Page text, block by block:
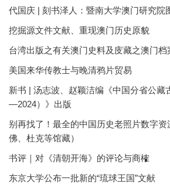
代国庆 | 刻书泽人：暨南大学澳门研究院
挖掘源文件文献、重现澳门历史原貌
台湾出版之有关澳门史料及庋藏之澳门档
美国来华传教士与晚清鸦片贸易
新书 | 汤志波、赵颖洁编《中国分省公藏
—2024）》出版
别再找了！最全的中国历史老照片数字
佛、杜克等馆藏）
书评｜对《清朝开海》的评论与商榷
东京大学公布一批新的“琉球王国”文献